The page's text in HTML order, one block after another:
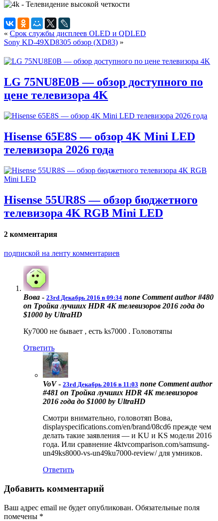
« Срок службы дисплеев OLED и QDLED
Sony KD-49XD8305 обзор (XD83) »
LG 75NU8E0B — обзор доступного по
цене телевизора 4K
Hisense 65E8S — обзор 4K Mini LED
телевизора 2026 года
Hisense 55UR8S — обзор бюджетного
телевизора 4K RGB Mini LED
2 комментария
подпиской на ленту комментариев
Вова - 23rd Декабрь 2016 в 09:34 none Comment author #480
on Тройка лучших HDR 4K телевизоров 2016 года до
$1000 by UltraHD
Ку7000 не бывает , есть ks7000 . Головотяпы
Ответить
VoV - 23rd Декабрь 2016 в 11:03 none Comment author
#481 on Тройка лучших HDR 4K телевизоров
2016 года до $1000 by UltraHD
Смотри внимательно, головотяп Вова,
displayspecifications.com/en/brand/08cd6 прежде чем
делать такие заявления — и KU и KS модели 2016
года. Или сравнение 4ktvcomparison.com/samsung-
un49ks8000-vs-un49ku7000-review/ для умников.
Ответить
Добавить комментарий
Ваш адрес email не будет опубликован. Обязательные поля
помечены *